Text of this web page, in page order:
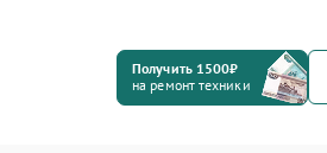
Получить 1500₽
на ремонт техники